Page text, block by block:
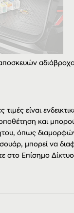
είναι
και
όπως
μπορεί να
στο Επίσημο